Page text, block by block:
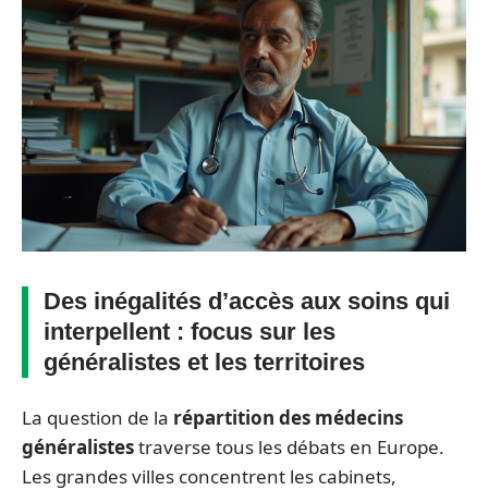
Des inégalités d’accès aux soins qui
interpellent : focus sur les
généralistes et les territoires
La question de la répartition des médecins
généralistestraverse tous les débats en Europe.
Les grandes villes concentrent les cabinets,